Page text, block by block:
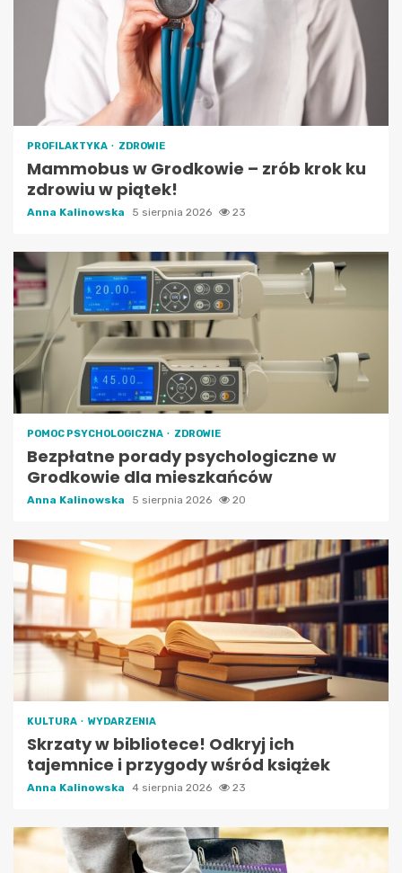
PROFILAKTYKA ZDROWIE
Mammobus w Grodkowie – zrób krok ku
zdrowiu w piątek!
Anna Kalinowska 5 sierpnia 2026 23
POMOC PSYCHOLOGICZNA ZDROWIE
Bezpłatne porady psychologiczne w
Grodkowie dla mieszkańców
Anna Kalinowska 5 sierpnia 2026 20
KULTURA WYDARZENIA
Skrzaty w bibliotece! Odkryj ich
tajemnice i przygody wśród książek
Anna Kalinowska 4 sierpnia 2026 23